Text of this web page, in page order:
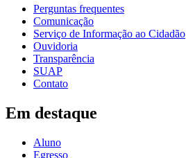
Perguntas frequentes
Comunicação
Serviço de Informação ao Cidadão
Ouvidoria
Transparência
SUAP
Contato
Em destaque
Aluno
Egresso